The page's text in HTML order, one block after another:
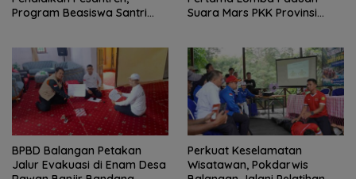
Program Beasiswa Santri
Suara Mars PKK Provinsi
BPBD Balangan Petakan
Jalur Evakuasi di Enam Desa
Perkuat Keselamatan
Wisatawan, Pokdarwis